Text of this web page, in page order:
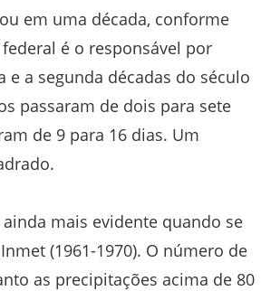
em uma década, conforme
é o responsável por
a segunda décadas do século
passaram de dois para sete
de 9 para 16 dias. Um
mais evidente quando se
(1961-1970). O número de
as precipitações acima de 80